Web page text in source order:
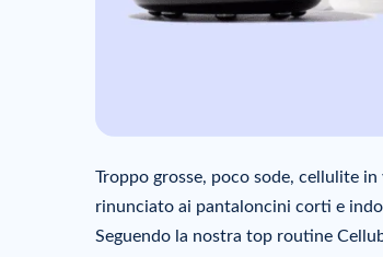
Troppo grosse, poco sode, cellulite
rinunciato ai pantaloncini corti e
Seguendo la nostra top routine